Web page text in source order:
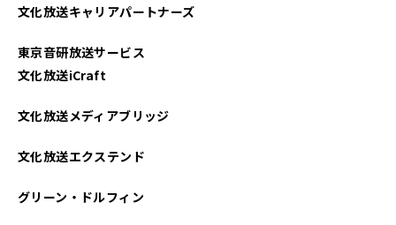
文化放送キャリアパートナーズ
東京音研放送サービス
文化放送iCraft
文化放送メディアブリッジ
文化放送エクステンド
グリーン・ドルフィン